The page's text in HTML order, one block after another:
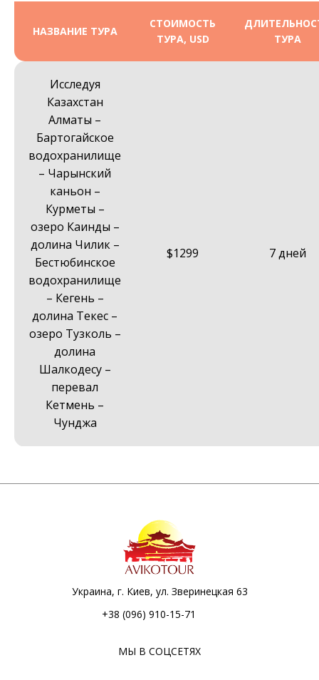
НАЗВАНИЕ ТУРА
СТОИМОСТЬ
ТУРА, USD
ТУРА
Исследуя
Казахстан
Алматы –
Бартогайское
водохранилище
– Чарынский
каньон –
Курметы –
озеро Каинды –
долина Чилик –
Бестюбинское
водохранилище
– Кегень –
долина Текес –
озеро Тузколь –
долина
Шалкодесу –
перевал
Кетмень –
Чунджа
$1299 7 дней
Украина, г. Киев, ул. Зверинецкая 63
+38 (096) 910-15-71
МЫ В СОЦСЕТЯХ